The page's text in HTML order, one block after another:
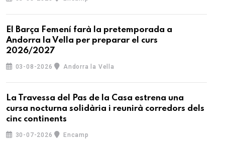
El Barça Femení farà la pretemporada a
Andorra la Vella per preparar el curs
2026/2027
03-08-2026 Andorra la Vella
La Travessa del Pas de la Casa estrena una
cursa nocturna solidària i reunirà corredors dels
cinc continents
30-07-2026 Encamp